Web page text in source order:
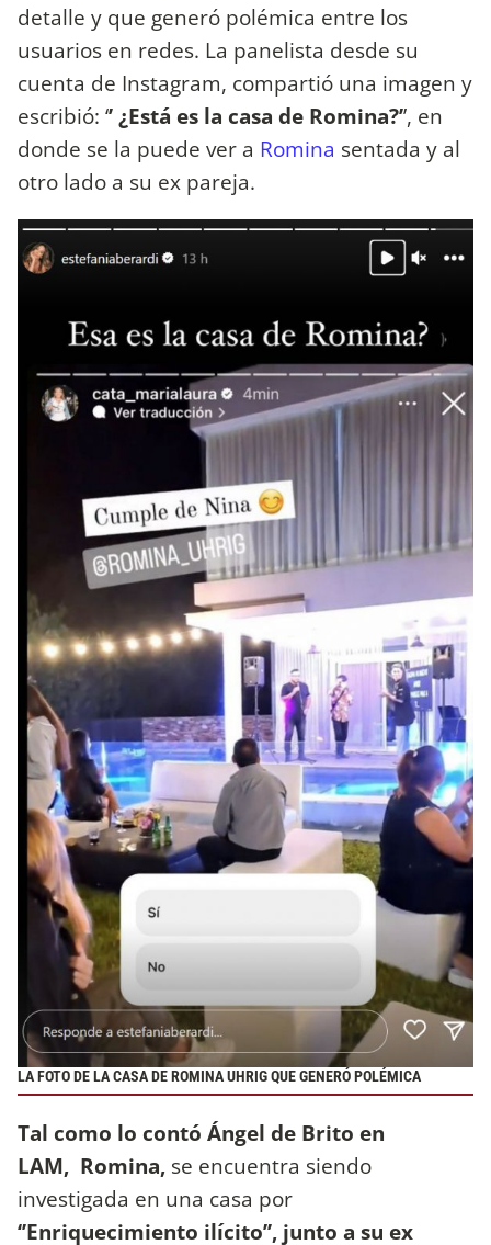
detalle y que generó polémica entre los
usuarios en redes. La panelista desde su
cuenta de Instagram, compartió una imagen y
escribió: ‘’ ¿Está es la casa de Romina?’’, en
donde se la puede ver a Romina sentada y al
otro lado a su ex pareja.
LA FOTO DE LA CASA DE ROMINA UHRIG QUE GENERÓ POLÉMICA
Tal como lo contó Ángel de Brito en
LAM, Romina, se encuentra siendo
investigada en una casa por
‘’Enriquecimiento ilícito’’, junto a su ex